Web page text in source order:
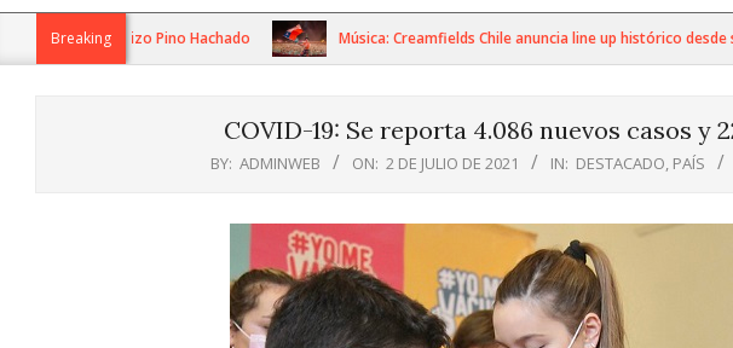
Navigation
Breaking
paso fronterizo Pino Hachado Música: Creamfields Chile anuncia line up histórico desde su
COVID-19: Se reporta 4.086 nuevos casos y
BY: ADMINWEB ON: 2 DE JULIO DE 2021 IN: DESTACADO, PAÍS